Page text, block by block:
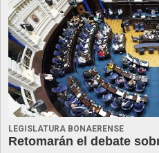
LEGISLATURA BONAERENSE
Retomarán el debate